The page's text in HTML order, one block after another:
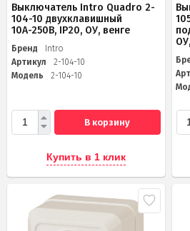
Выключатель Intro Quadro 2-
104-10 двухклавишный
10А-250В, IP20, ОУ, венге
Бренд
Intro
Артикул
2-104-10
Модель
2-104-10
В корзину
Купить в 1 клик